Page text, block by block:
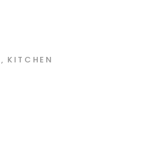
KITCHEN